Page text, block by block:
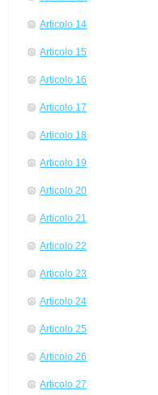
Articolo 14
Articolo 15
Articolo 16
Articolo 17
Articolo 18
Articolo 19
Articolo 20
Articolo 21
Articolo 22
Articolo 23
Articolo 24
Articolo 25
Articolo 26
Articolo 27